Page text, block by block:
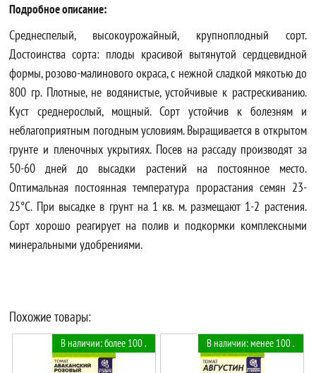
Подробное описание:
Среднеспелый, высокоурожайный, крупноплодный сорт.
Достоинства сорта: плоды красивой вытянутой сердцевидной
формы, розово-малинового окраса, с нежной сладкой мякотью до
800 гр. Плотные, не водянистые, устойчивые к растрескиванию.
Куст среднерослый, мощный. Сорт устойчив к болезням и
неблагоприятным погодным условиям. Выращивается в открытом
грунте и пленочных укрытиях. Посев на рассаду производят за
50-60 дней до высадки растений на постоянное место.
Оптимальная постоянная температура прорастания семян 23-
25°С. При высадке в грунт на 1 кв. м. размещают 1-2 растения.
Сорт хорошо реагирует на полив и подкормки комплексными
минеральными удобрениями.
Похожие товары:
В наличии: более 100 . В наличии: менее 100 .